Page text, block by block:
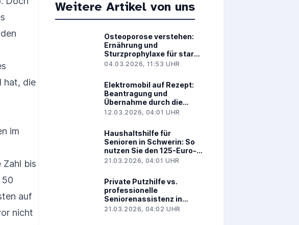
hat, die
im
Zahl bis
50
auf
nicht
Weitere Artikel von uns
Osteoporose verstehen:
Ernährung und
Sturzprophylaxe für starke
Knochen
04.03.2026, 11:53 UHR
Elektromobil auf Rezept:
Beantragung und
Übernahme durch die
Krankenkasse
12.03.2026, 04:01 UHR
Haushaltshilfe für
Senioren in Schwerin: So
nutzen Sie den 125-Euro-
Entlastungsbetrag richtig
21.03.2026, 04:01 UHR
Private Putzhilfe vs.
professionelle
Seniorenassistenz in
Koblenz: Was ist besser?
21.03.2026, 04:02 UHR